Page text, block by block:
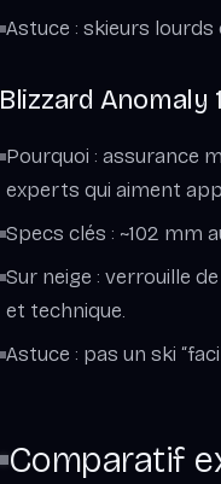
Astuce : skieurs
Blizzard Anomaly
Pourquoi : assurance
experts qui aiment
Specs clés : ~102 mm
Sur neige : verrouille
et technique.
Astuce : pas un ski
Comparatif